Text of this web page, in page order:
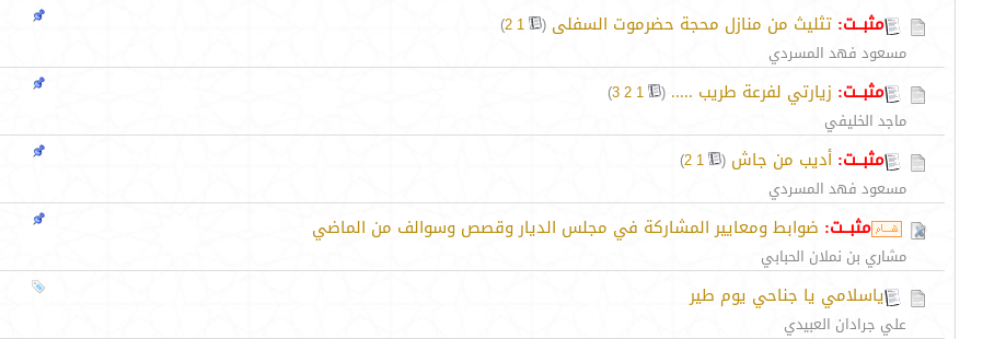
مثبــت: تثليث من منازل محجة حضرموت السفلى (
1
2
)
مسعود فهد المسردي
مثبــت: زيارتي لفرعة طريب ..... (
1
2
3
)
ماجد الخليفي
مثبــت: أديب من جاش (
1
2
)
مسعود فهد المسردي
مثبــت: ضوابط ومعايير المشاركة في مجلس الديار وقصص وسوالف من الماضي
مشاري بن نملان الحبابي
ياسلامي يا جناحي يوم طير
علي جرادان العبيدي